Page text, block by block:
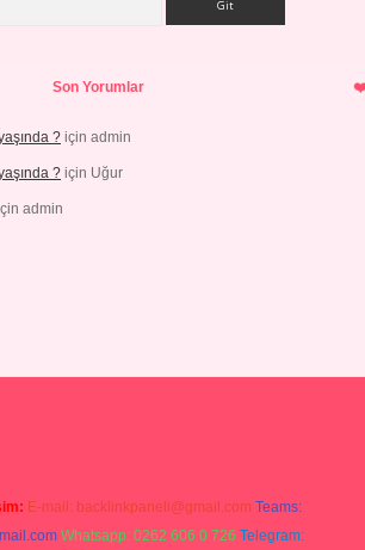
Son Yorumlar
? için admin
? için Uğur
admin
E-mail: backlinkpaneli@gmail.com Teams:
Whatsapp: 0262 606 0 726 Telegram: